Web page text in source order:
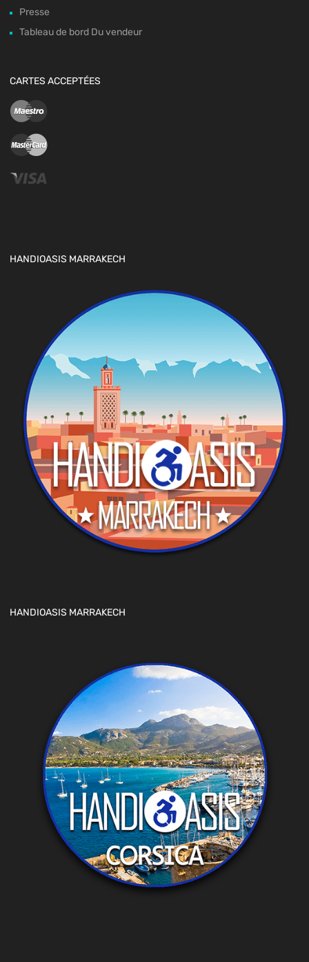
Presse
Tableau de bord Du vendeur
CARTES ACCEPTÉES
HANDIOASIS MARRAKECH
HANDIOASIS MARRAKECH